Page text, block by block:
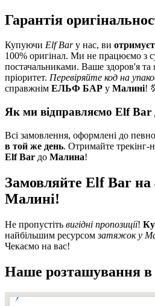
Гарантія
Купуючи Elf Barу нас, ви
100% оригінал. Ми не працюємо з
постачальниками. Ваше здоров'я та
пріоритет. Перевіряйте код на
справжнім ЕЛЬФ БАР у Малині!
Як ми відправляємо Elf
Всі замовлення, оформлені до
в той же день. Отримайте трекінг-
Elf Bar до Малина!
Замовляйте Elf Bar на
Малині!
Не пропустіть вигідні пропозиції!
найбільшим ресурсомзатяжок у
Чекаємо на вас!
Наше розташування в